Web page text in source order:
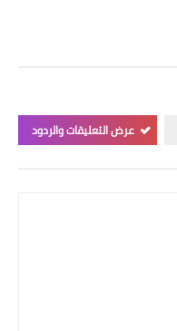
عرض التعليقات والردود